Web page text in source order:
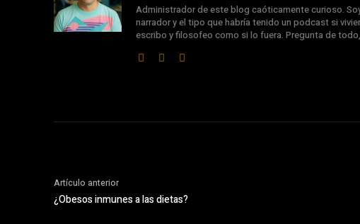
Administrador de este blog caóticamente curioso.
narrador y el tipo que habría tenido un podcast si
escribo y filosofeo como si lo fuera. Pregunta de
Artículo anterior
¿Obesos inmunes a las dietas?